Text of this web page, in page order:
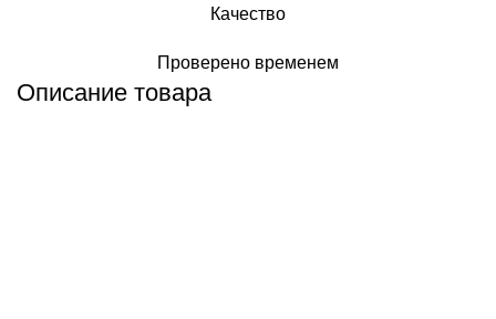
Качество
Проверено временем
Описание товара